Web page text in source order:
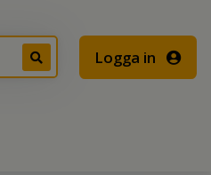
Logga in